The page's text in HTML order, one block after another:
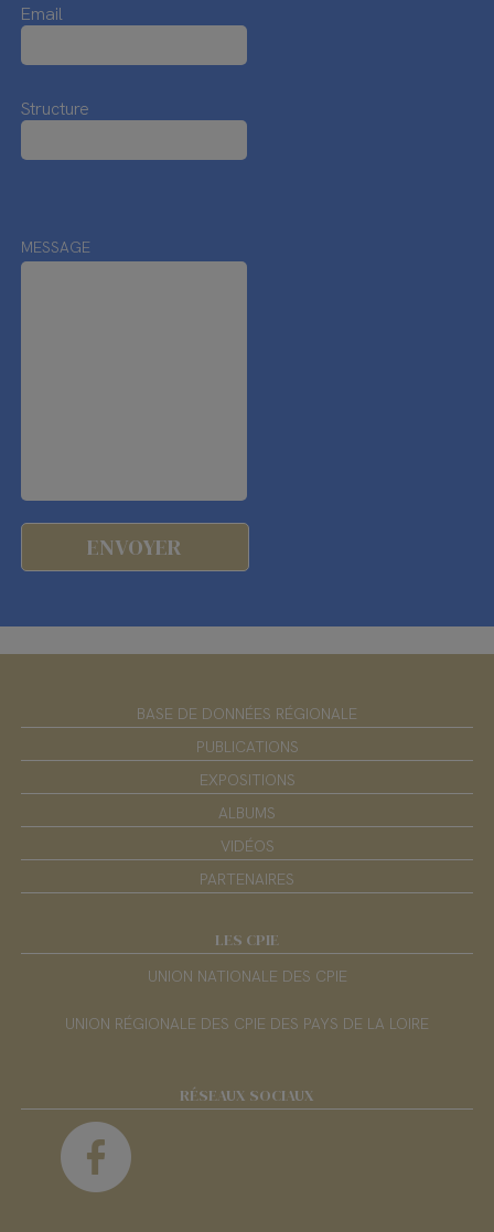
Email
Structure
MESSAGE
BASE DE DONNÉES RÉGIONALE
PUBLICATIONS
EXPOSITIONS
ALBUMS
VIDÉOS
PARTENAIRES
LES CPIE
UNION NATIONALE DES CPIE
UNION RÉGIONALE DES CPIE DES PAYS DE LA LOIRE
RÉSEAUX SOCIAUX